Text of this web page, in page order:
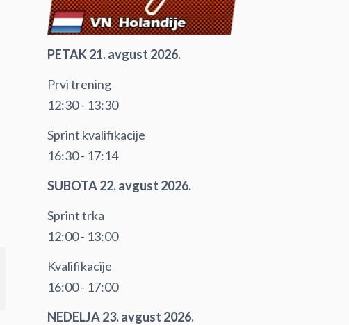
PETAK 21. avgust 2026.
Prvi trening
12:30 - 13:30
Sprint kvalifikacije
16:30 - 17:14
SUBOTA 22. avgust 2026.
Sprint trka
12:00 - 13:00
Kvalifikacije
16:00 - 17:00
NEDELJA 23. avgust 2026.